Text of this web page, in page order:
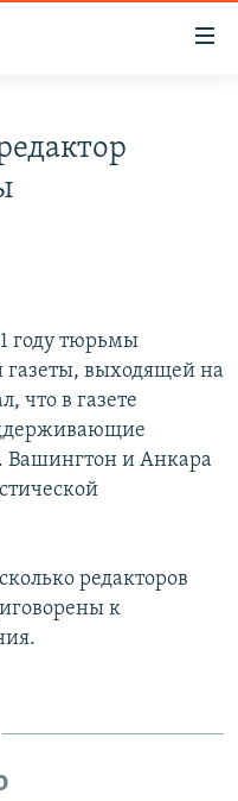
году тюрьмы
газеты, выходящей на
что в газете
Вашингтон и Анкара
редакторов
к